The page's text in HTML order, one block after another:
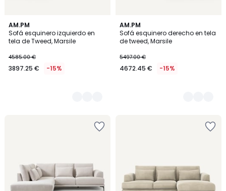
AM.PM
Sofá esquinero izquierdo en
tela de Tweed, Marsile
4585.00 €
3897.25 € -15%
3
Colores
AM.PM
Sofá esquinero derecho en tela
de tweed, Marsile
5497.00 €
4672.45 € -15%
3
Colores